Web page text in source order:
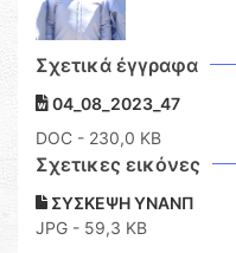
Σχετικά έγγραφα
04_08_2023_47
DOC - 230,0 KB
Σχετικες εικόνες
ΣΥΣΚΕΨΗ ΥΝΑΝΠ
JPG - 59,3 KB